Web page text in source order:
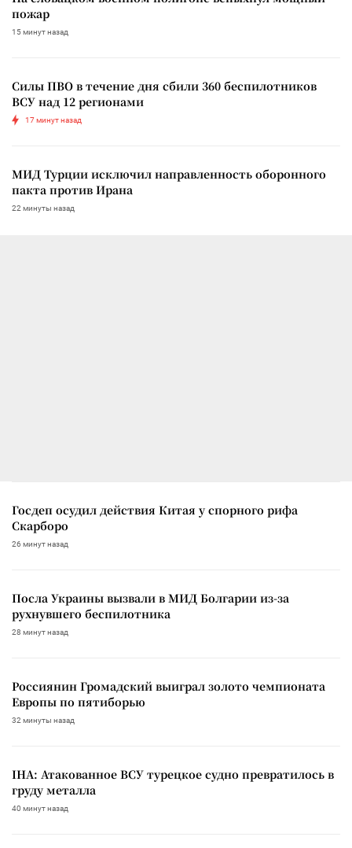
пожар
15 минут назад
Силы ПВО в течение дня сбили 360 беспилотников
ВСУ над 12 регионами
17 минут назад
МИД Турции исключил направленность оборонного
пакта против Ирана
22 минуты назад
Госдеп осудил действия Китая у спорного рифа
Скарборо
26 минут назад
Посла Украины вызвали в МИД Болгарии из-за
рухнувшего беспилотника
28 минут назад
Россиянин Громадский выиграл золото чемпионата
Европы по пятиборью
32 минуты назад
IHA: Атакованное ВСУ турецкое судно превратилось в
груду металла
40 минут назад